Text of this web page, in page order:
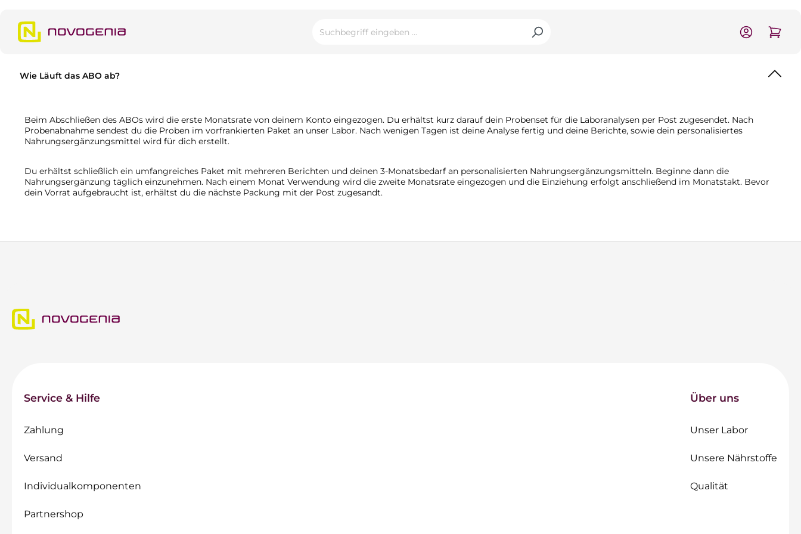
Wie Läuft das ABO ab?
Beim Abschließen des ABOs wird die erste Monatsrate von deinem Konto eingezogen. Du erhältst kurz darauf dein Probenset für die Laboranalysen per Post zugesendet. Nach
Probenabnahme sendest du die Proben im vorfrankierten Paket an unser Labor. Nach wenigen Tagen ist deine Analyse fertig und deine Berichte, sowie dein personalisiertes
Nahrungsergänzungsmittel wird für dich erstellt.
Du erhältst schließlich ein umfangreiches Paket mit mehreren Berichten und deinen 3-Monatsbedarf an personalisierten Nahrungsergänzungsmitteln. Beginne dann die
Nahrungsergänzung täglich einzunehmen. Nach einem Monat Verwendung wird die zweite Monatsrate eingezogen und die Einziehung erfolgt anschließend im Monatstakt. Bevor
dein Vorrat aufgebraucht ist, erhältst du die nächste Packung mit der Post zugesandt.
Service & Hilfe
Zahlung
Versand
Individualkomponenten
Partnershop
Über uns
Unser Labor
Unsere Nährstoffe
Qualität